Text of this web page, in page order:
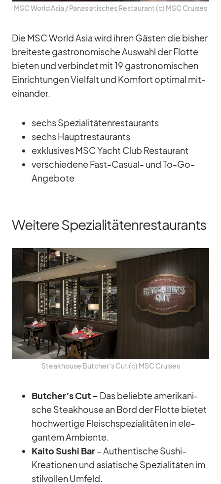
MSC World Asia /​ Pa­n­asia­ti­sches Re­stau­rant (c) MSC Crui­ses
Die MSC World Asia wird ih­ren Gäs­ten die bis­her
brei­teste gas­tro­no­mi­sche Aus­wahl der Flotte
bie­ten und ver­bin­det mit 19 gas­tro­no­mi­schen
Ein­rich­tun­gen Viel­falt und Kom­fort op­ti­mal mit­
ein­an­der.
sechs Spe­zia­li­tä­ten­re­stau­rants
sechs Haupt­re­stau­rants
ex­klu­si­ves MSC Yacht Club Re­stau­rant
ver­schie­dene Fast-Ca­sual- und To-Go-
An­ge­bote
Weitere Spezialitätenrestaurants
Steak­house Butcher’s Cut (c) MSC Crui­ses
Butcher’s Cut – Das be­liebte ame­ri­ka­ni­
sche Steak­house an Bord der Flotte bie­tet
hoch­wer­tige Fleisch­spe­zia­li­tä­ten in ele­
gan­tem Am­bi­ente.
Kaito Su­shi Bar– Au­then­ti­sche Su­shi-
Krea­tio­nen und asia­ti­sche Spe­zia­li­tä­ten im
stil­vol­len Um­feld.